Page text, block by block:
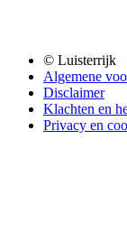
© Luisterrijk
Algemene
Disclaimer
Klachten en
Privacy en